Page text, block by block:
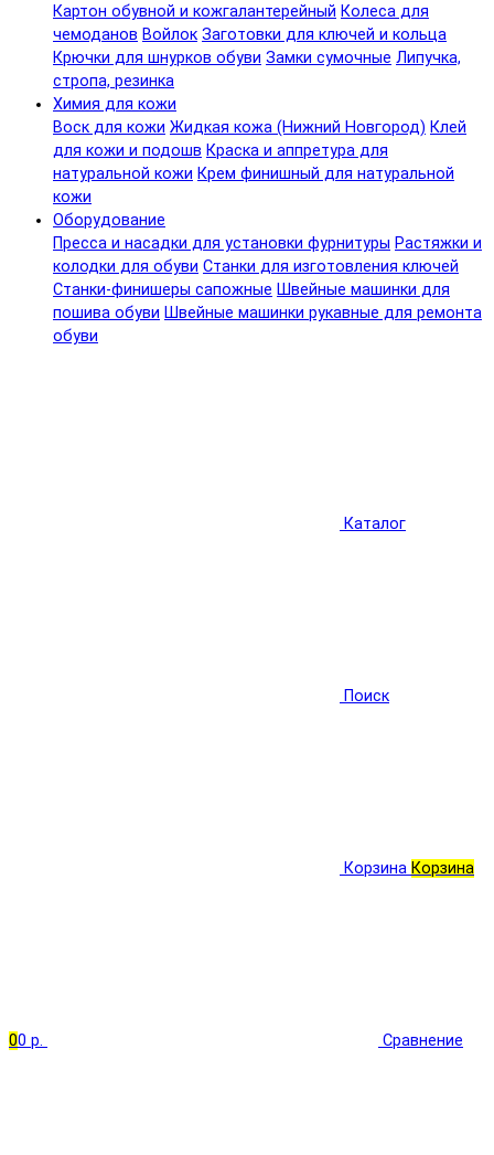
Картон обувной и кожгалантерейный Колеса для
чемоданов Войлок Заготовки для ключей и кольца
Крючки для шнурков обуви Замки сумочные Липучка,
стропа, резинка
Химия для кожи
Воск для кожи Жидкая кожа (Нижний Новгород) Клей
для кожи и подошв Краска и аппретура для
натуральной кожи Крем финишный для натуральной
кожи
Оборудование
Пресса и насадки для установки фурнитуры Растяжки и
колодки для обуви Станки для изготовления ключей
Станки-финишеры сапожные Швейные машинки для
пошива обуви Швейные машинки рукавные для ремонта
обуви
Каталог
Поиск
Корзина Корзина
00 р. Сравнение